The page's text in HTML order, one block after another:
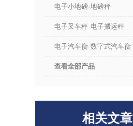
电子小地磅-地磅秤
电子叉车秤-电子搬运秤
电子汽车衡-数字式汽车衡
查看全部产品
相关文章